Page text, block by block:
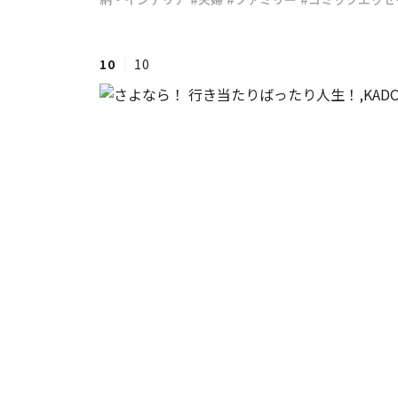
#ワンオペ育児
10 10